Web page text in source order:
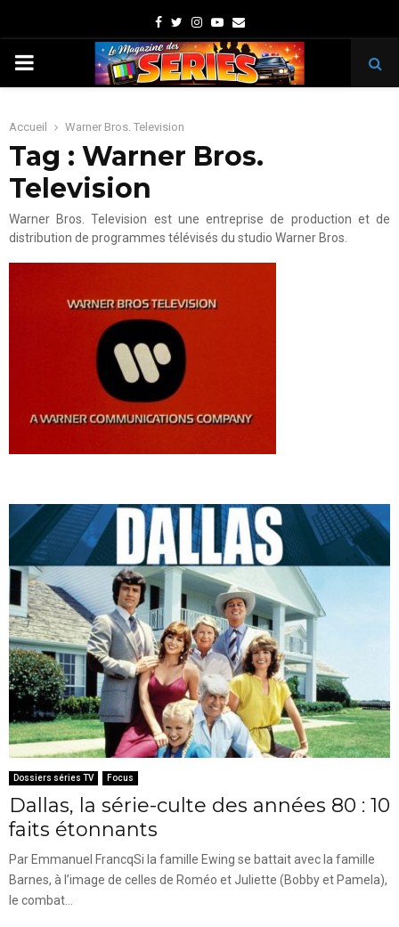
Facebook
TwitterInstagram
Youtube
Email
PRIMARY
Accueil Warner Bros. Television
Tag : Warner Bros.
Television
Warner Bros. Television est une entreprise de production et de
distribution de programmes télévisés du studio Warner Bros.
Dossiers séries TV Focus
Dallas, la série-culte des années 80 : 10
faits étonnants
Par Emmanuel FrancqSi la famille Ewing se battait avec la famille
Barnes, à l’image de celles de Roméo et Juliette (Bobby et Pamela),
le combat...